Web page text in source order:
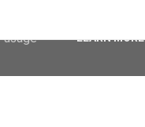
LEARN MORE